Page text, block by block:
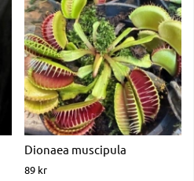
Dionaea muscipula
89 kr